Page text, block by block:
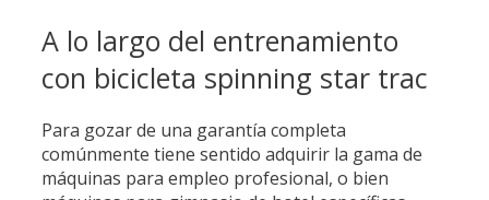
A lo largo del entrenamiento
con bicicleta spinning star trac
Para gozar de una garantía completa
comúnmente tiene sentido adquirir la gama de
máquinas para empleo profesional, o bien